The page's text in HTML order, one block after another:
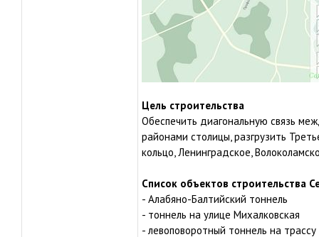
Цель строительства
Обеспечить диагональную связь
районами столицы, разгрузить
кольцо, Ленинградское,
Список объектов строительства
- Алабяно-Балтийский тоннель
- тоннель на улице Михалковская
- левоповоротный тоннель на